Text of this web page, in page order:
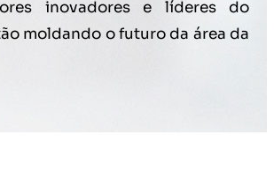
inovadores e líderes do
moldando o futuro da área da